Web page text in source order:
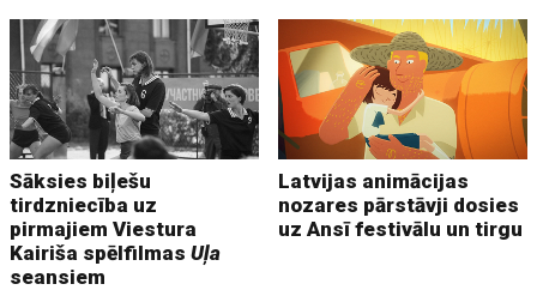
Sāksies biļešu
tirdzniecība uz
pirmajiem Viestura
Kairiša spēlfilmasUļa
seansiem
Latvijas animācijas
nozares pārstāvji dosies
uz Ansī festivālu un tirgu